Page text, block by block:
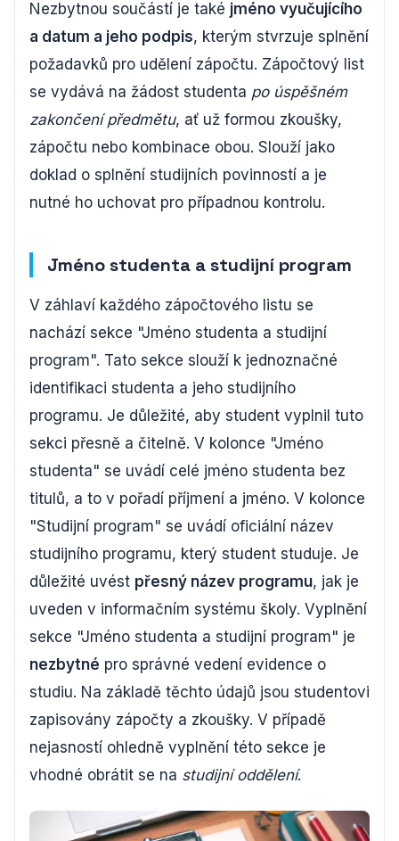
Nezbytnou součástí je také jméno vyučujícího
a datum a jeho podpis, kterým stvrzuje splnění
požadavků pro udělení zápočtu. Zápočtový list
se vydává na žádost studenta po úspěšném
zakončení předmětu, ať už formou zkoušky,
zápočtu nebo kombinace obou. Slouží jako
doklad o splnění studijních povinností a je
nutné ho uchovat pro případnou kontrolu.
Jméno studenta a studijní program
V záhlaví každého zápočtového listu se
nachází sekce "Jméno studenta a studijní
program". Tato sekce slouží k jednoznačné
identifikaci studenta a jeho studijního
programu. Je důležité, aby student vyplnil tuto
sekci přesně a čitelně. V kolonce "Jméno
studenta" se uvádí celé jméno studenta bez
titulů, a to v pořadí příjmení a jméno. V kolonce
"Studijní program" se uvádí oficiální název
studijního programu, který student studuje. Je
důležité uvést přesný název programu, jak je
uveden v informačním systému školy. Vyplnění
sekce "Jméno studenta a studijní program" je
nezbytné pro správné vedení evidence o
studiu. Na základě těchto údajů jsou studentovi
zapisovány zápočty a zkoušky. V případě
nejasností ohledně vyplnění této sekce je
vhodné obrátit se na studijní oddělení.